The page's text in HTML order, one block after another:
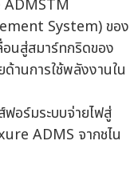
System) ของ
อนสู่สมาร์ทกริดของ
านการใช้พลังงานใน